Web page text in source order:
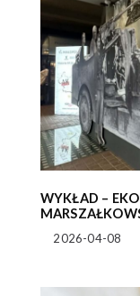
WYKŁAD –
2026-04-08